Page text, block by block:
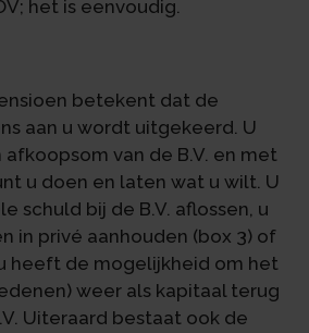
het is eenvoudig.
betekent dat de
aan u wordt uitgekeerd. U
van de B.V. en met
u doen en laten wat u wilt. U
schuld bij de B.V. aflossen, u
in privé aanhouden (box 3) of
heeft de mogelijkheid om het
weer als kapitaal terug
Uiteraard bestaat ook de